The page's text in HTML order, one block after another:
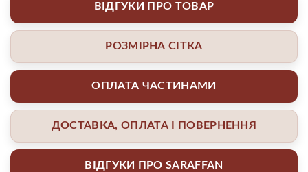
ВІДГУКИ ПРО ТОВАР
РОЗМІРНА СІТКА
ОПЛАТА ЧАСТИНАМИ
ДОСТАВКА, ОПЛАТА І ПОВЕРНЕННЯ
ВІДГУКИ ПРО SARAFFAN